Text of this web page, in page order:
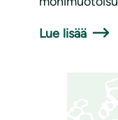
Lue lisää